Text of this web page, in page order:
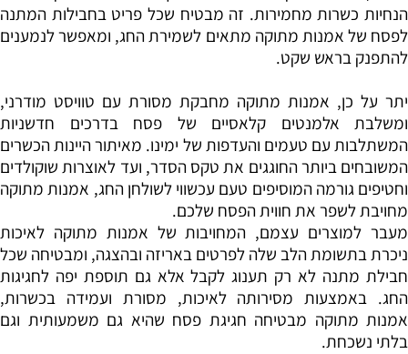
הנחיות כשרות מחמירות. זה מבטיח שכל פריט בחבילות המתנה
לפסח של אמנות מתוקה מתאים לשמירת החג, ומאפשר לנמענים
להתפנק בראש שקט.
יתר על כן, אמנות מתוקה מחבקת מסורת עם טוויסט מודרני,
ומשלבת אלמנטים קלאסיים של פסח בדרכים חדשניות
המשתלבות עם טעמים והעדפות של ימינו. מאיתור היינות הכשרים
המשובחים ביותר החוגגים את טקס הסדר, ועד לאוצרות שוקולדים
וחטיפים גורמה המוסיפים טעם עכשווי לשולחן החג, אמנות מתוקה
מחויבת לשפר את חווית הפסח שלכם.
מעבר למוצרים עצמם, המחויבות של אמנות מתוקה לאיכות
ניכרת בתשומת הלב שלה לפרטים באריזה ובהצגה, ומבטיחה שכל
חבילת מתנה לא רק תענוג לקבל אלא גם תוספת יפה לחגיגות
החג. באמצעות מסירותה לאיכות, מסורת ועמידה בכשרות,
אמנות מתוקה מבטיחה חגיגת פסח שהיא גם משמעותית וגם
בלתי נשכחת.